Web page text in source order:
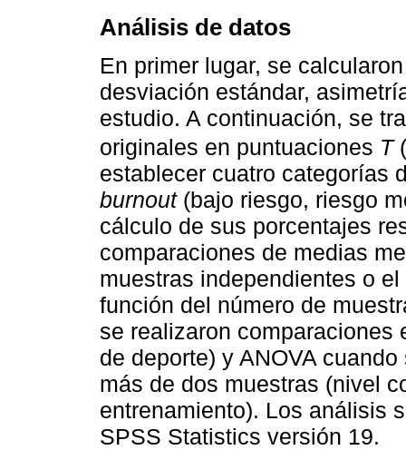
Análisis de datos
En primer lugar, se
desviación estándar,
estudio. A continuación, se
originales en puntuaciones T(
establecer cuatro categorías
burnout(bajo riesgo, riesgo
cálculo de sus porcentajes
comparaciones de medias
muestras independientes o
función del número de
se realizaron comparaciones
de deporte) y ANOVA
más de dos muestras (nivel
entrenamiento). Los análisis
SPSS Statistics versión 19.